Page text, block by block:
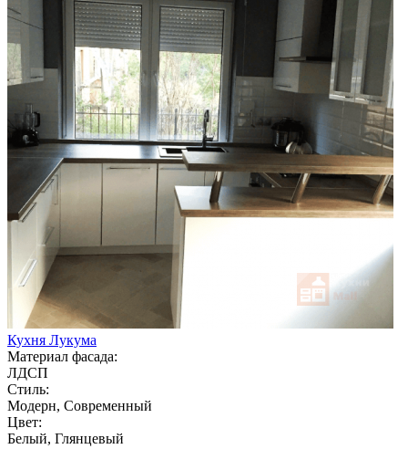
Кухня Лукума
Материал фасада:
ЛДСП
Стиль:
Модерн, Современный
Цвет:
Белый, Глянцевый